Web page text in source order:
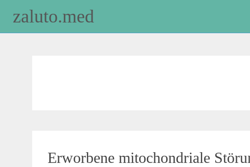
zaluto.med
07 2021
Erworbene mitochondriale